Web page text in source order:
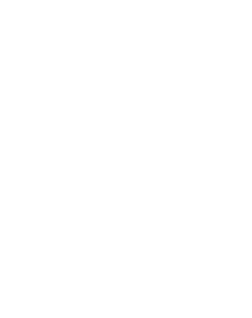
Option :
Option :